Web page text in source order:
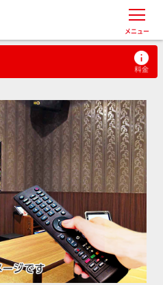
メニュー